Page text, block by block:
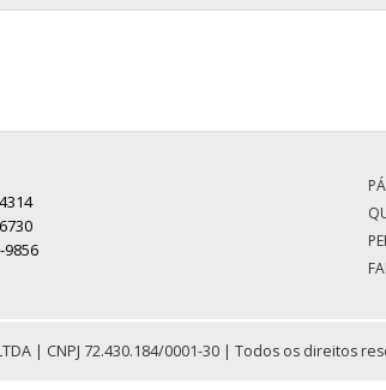
9856
| CNPJ 72.430.184/0001-30 | Todos os direitos